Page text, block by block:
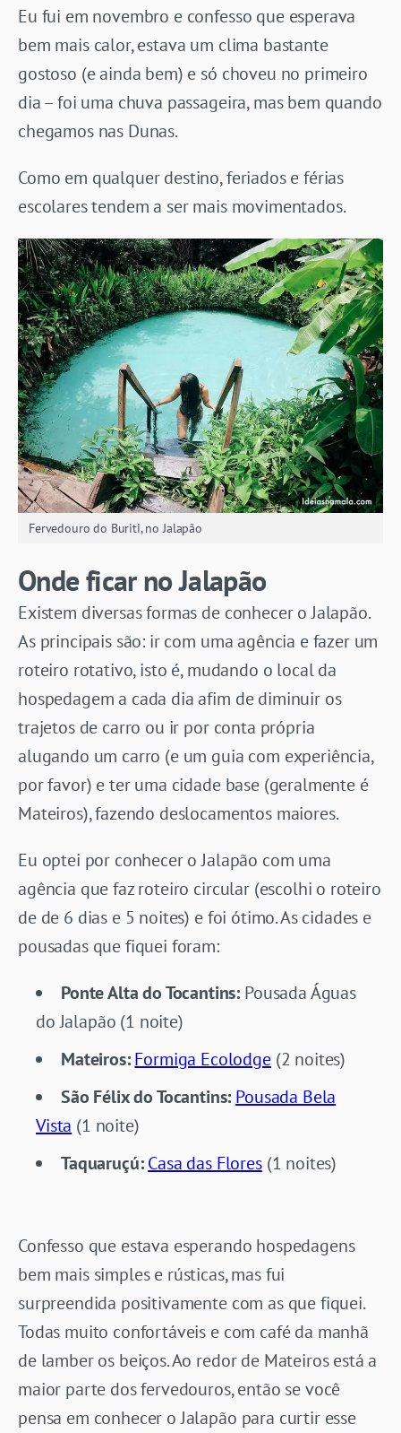
Eu fui em novembro e confesso que esperava
bem mais calor, estava um clima bastante
gostoso (e ainda bem) e só choveu no primeiro
dia – foi uma chuva passageira, mas bem quando
chegamos nas Dunas.
Como em qualquer destino, feriados e férias
escolares tendem a ser mais movimentados.
Fervedouro do Buriti, no Jalapão
Onde ficar no Jalapão
Existem diversas formas de conhecer o Jalapão.
As principais são: ir com uma agência e fazer um
roteiro rotativo, isto é, mudando o local da
hospedagem a cada dia afim de diminuir os
trajetos de carro ou ir por conta própria
alugando um carro (e um guia com experiência,
por favor) e ter uma cidade base (geralmente é
Mateiros), fazendo deslocamentos maiores.
Eu optei por conhecer o Jalapão com uma
agência que faz roteiro circular (escolhi o roteiro
de de 6 dias e 5 noites) e foi ótimo. As cidades e
pousadas que fiquei foram:
Ponte Alta do Tocantins: Pousada Águas
do Jalapão (1 noite)
Mateiros: Formiga Ecolodge(2 noites)
São Félix do Tocantins: Pousada Bela
Vista (1 noite)
Taquaruçú: Casa das Flores(1 noites)
Confesso que estava esperando hospedagens
bem mais simples e rústicas, mas fui
surpreendida positivamente com as que fiquei.
Todas muito confortáveis e com café da manhã
de lamber os beiços. Ao redor de Mateiros está a
maior parte dos fervedouros, então se você
pensa em conhecer o Jalapão para curtir esse